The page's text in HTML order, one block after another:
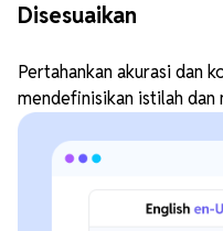
Disesuaikan
Pertahankan akurasi dan
mendefinisikan istilah dan